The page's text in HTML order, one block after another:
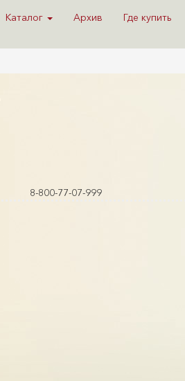
Каталог Архив Где купить
8-800-77-07-999